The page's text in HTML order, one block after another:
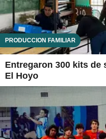
PRODUCCIÓN FAMILIAR
Entregaron 300 kits de
El Hoyo